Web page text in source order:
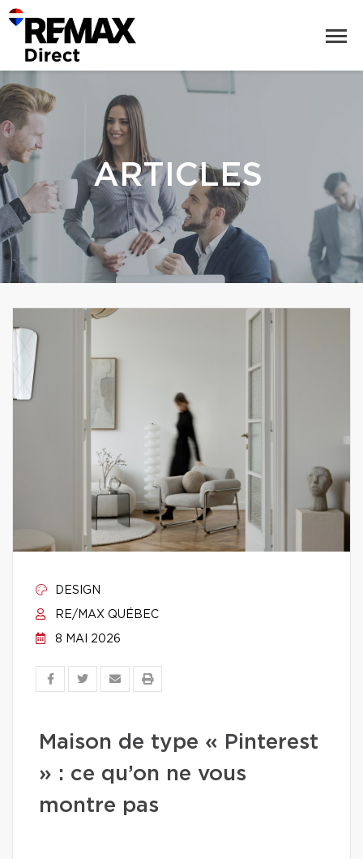
ARTICLES
DESIGN
RE/MAX QUÉBEC
8 MAI 2026
Maison de type « Pinterest
» : ce qu’on ne vous
montre pas